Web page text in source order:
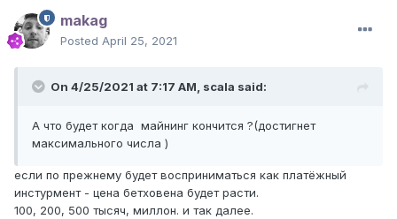
makag
Posted April 25, 2021
On 4/25/2021 at 7:17 AM, scala said:
А что будет когда майнинг кончится ?(достигнет
максимального числа )
если по прежнему будет восприниматься как платёжный
инстурмент - цена бетховена будет расти.
100, 200, 500 тысяч, миллон. и так далее.